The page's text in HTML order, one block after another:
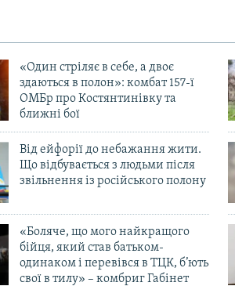
«Один стріляє в себе, а двоє
здаються в полон»: комбат 157-ї
ОМБр про Костянтинівку та
ближні бої
Від ейфорії до небажання жити.
Що відбувається з людьми після
звільнення із російського полону
«Боляче, що мого найкращого
бійця, який став батьком-
одинаком і перевівся в ТЦК, б’ють
свої в тилу» – комбриг Габінет